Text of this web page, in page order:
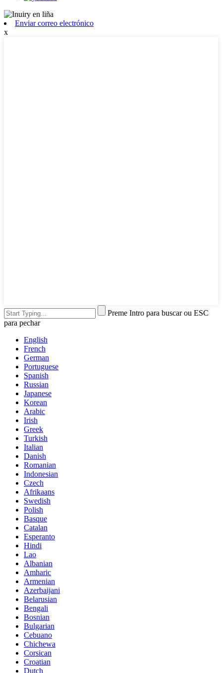
Enviar correo electrónico
x
Preme Intro para buscar ou ESC
para pechar
English
French
German
Portuguese
Spanish
Russian
Japanese
Korean
Arabic
Irish
Greek
Turkish
Italian
Danish
Romanian
Indonesian
Czech
Afrikaans
Swedish
Polish
Basque
Catalan
Esperanto
Hindi
Lao
Albanian
Amharic
Armenian
Azerbaijani
Belarusian
Bengali
Bosnian
Bulgarian
Cebuano
Chichewa
Corsican
Croatian
Dutch